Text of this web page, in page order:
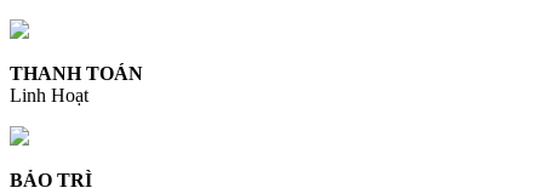
THANH TOÁN
Linh Hoạt
BẢO TRÌ